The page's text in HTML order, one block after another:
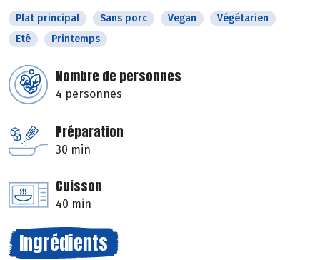
Plat principal Sans porc Vegan
Végétarien
Eté
Printemps
Nombre de personnes
4 personnes
Préparation
30 min
Cuisson
40 min
Ingrédients